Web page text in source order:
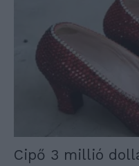
Cipő 3 millió